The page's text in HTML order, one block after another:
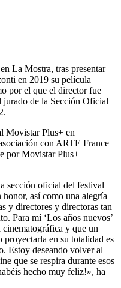
La Mostra, tras presentar
en 2019 su película
por el que el director fue
jurado de la Sección Oficial
Movistar Plus+ en
con ARTE France
por Movistar Plus+
sección oficial del festival
así como una alegría
y directores y directoras tan
Para mí ‘Los años nuevos’
y que un
en su totalidad es
Estoy deseando volver al
que se respira durante esos
hecho muy feliz!», ha